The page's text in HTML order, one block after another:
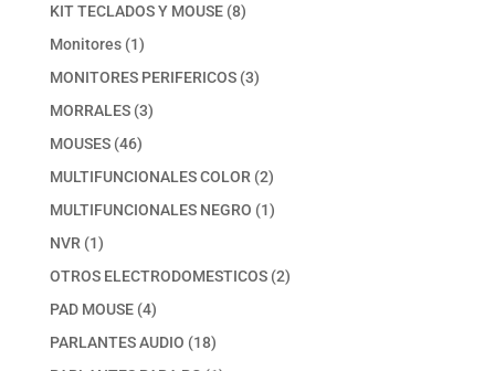
KIT TECLADOS Y MOUSE 88
Monitores 11
producto
MONITORES PERIFERICOS 33
MORRALES 33
MOUSES 4646
productos
MULTIFUNCIONALES COLOR 22
productos
MULTIFUNCIONALES NEGRO 11
NVR 11
producto
OTROS ELECTRODOMESTICOS 22
PAD MOUSE 44
productos
PARLANTES AUDIO 1818
productos